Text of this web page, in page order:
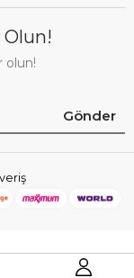
Olun!
olun!
Gönder